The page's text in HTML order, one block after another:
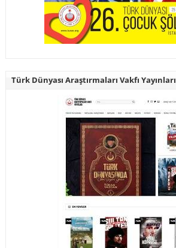
Türk Dünyası Araştırmaları Vakfı Yayınları